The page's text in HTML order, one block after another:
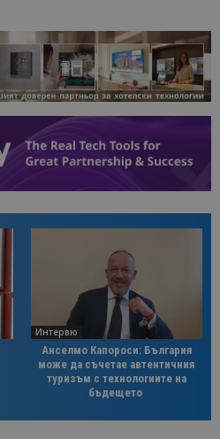
Интервю
Анселмо Капороси: България
може да съчетае автентичния
туризъм с технологиите на
бъдещето